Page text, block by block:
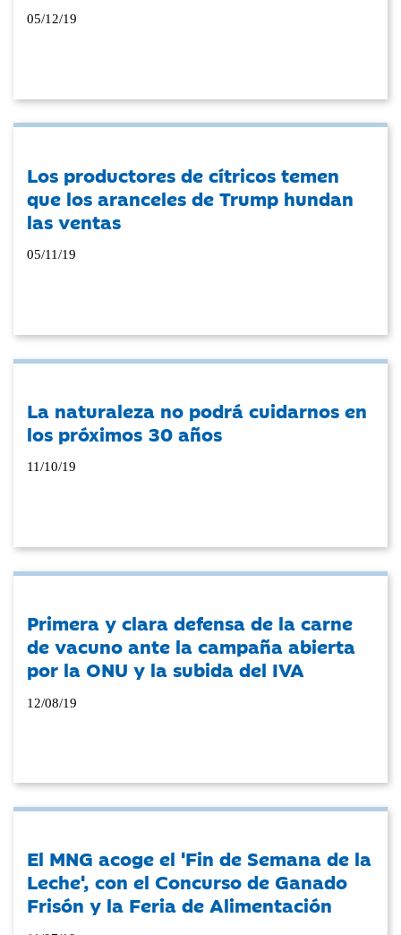
05/12/19
Los productores de cítricos temen
que los aranceles de Trump hundan
las ventas
05/11/19
La naturaleza no podrá cuidarnos en
los próximos 30 años
11/10/19
Primera y clara defensa de la carne
de vacuno ante la campaña abierta
por la ONU y la subida del IVA
12/08/19
El MNG acoge el 'Fin de Semana de la
Leche', con el Concurso de Ganado
Frisón y la Feria de Alimentación